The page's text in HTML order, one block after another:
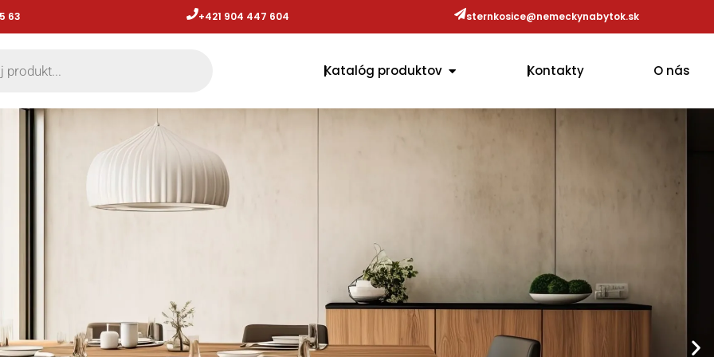
63 +421 904 447 604​ sternkosice@nemeckynabytok.sk
Katalóg produktov OPEN KATALÓG PRODUKTOV
Kontakty O nás